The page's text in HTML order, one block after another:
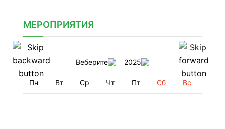
МЕРОПРИЯТИЯ
Веберите 2025
Пн Вт Ср Чт Пт Сб Вс